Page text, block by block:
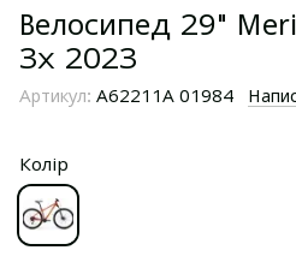
Велосипед 29"
3х 2023
Артикул: A62211A 01984
Колір